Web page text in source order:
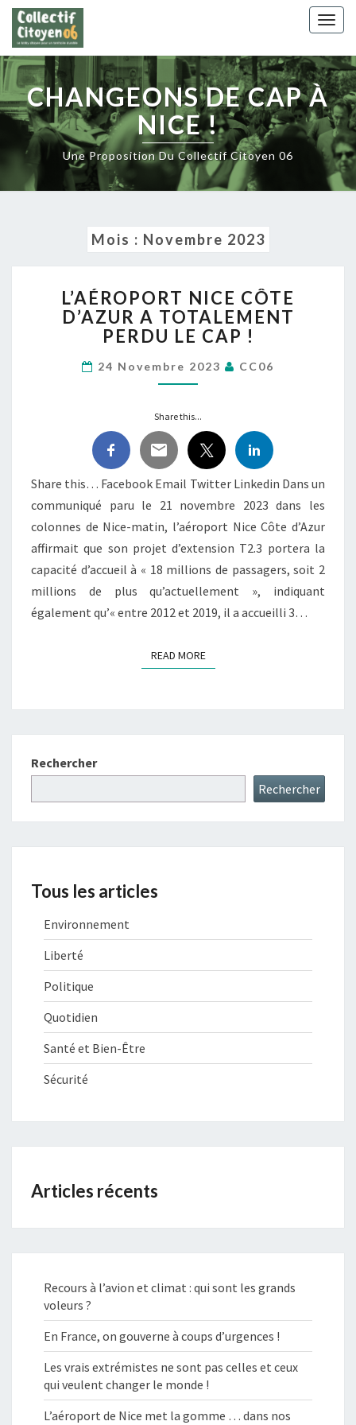
Skip
content
CHANGEONS DE CAP À
NICE !
Une Proposition Du Collectif Citoyen 06
Mois : Novembre 2023
NICE
CÔTE
D’AZUR
TOTALEMENT
PERDU
CAP !
L’AÉROPORT NICE CÔTE
D’AZUR A TOTALEMENT
PERDU LE CAP !
24 Novembre 2023 CC06
Share this...
Share this… Facebook Email Twitter Linkedin Dans un
communiqué paru le 21 novembre 2023 dans les
colonnes de Nice-matin, l’aéroport Nice Côte d’Azur
affirmait que son projet d’extension T2.3 portera la
capacité d’accueil à « 18 millions de passagers, soit 2
millions de plus qu’actuellement », indiquant
également qu’« entre 2012 et 2019, il a accueilli 3…
READ MOREREAD MORE
Rechercher
Rechercher
Tous les articles
Environnement
Liberté
Politique
Quotidien
Santé et Bien-Être
Sécurité
Articles récents
Recours à l’avion et climat : qui sont les grands
voleurs ?
En France, on gouverne à coups d’urgences !
Les vrais extrémistes ne sont pas celles et ceux
qui veulent changer le monde !
L’aéroport de Nice met la gomme … dans nos